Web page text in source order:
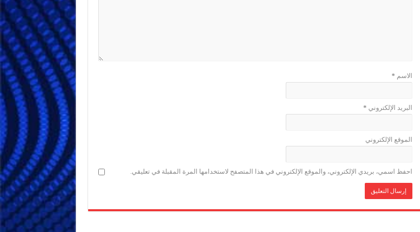
الاسم *
البريد الإلكتروني *
الموقع الإلكتروني
احفظ اسمي، بريدي الإلكتروني، والموقع الإلكتروني في هذا المتصفح لاستخدامها المرة المقبلة في تعليقي.